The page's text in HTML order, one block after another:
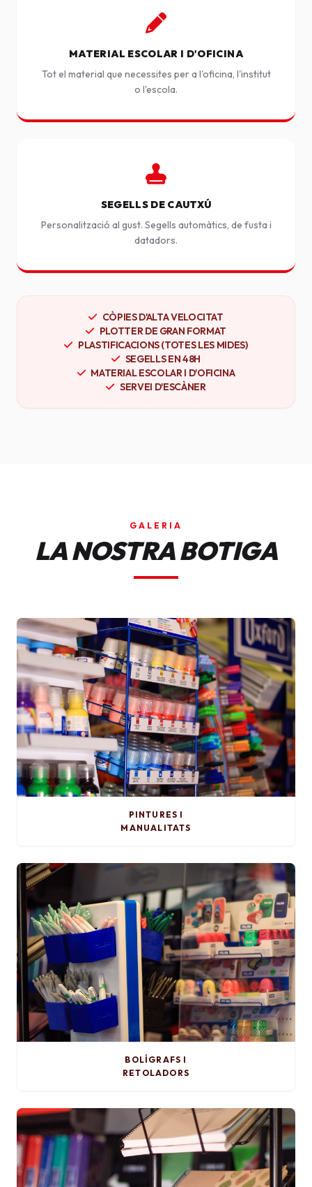
MATERIAL ESCOLAR I D'OFICINA
Tot el material que necessites per a l'oficina, l'institut
o l'escola.
SEGELLS DE CAUTXÚ
Personalització al gust. Segells automàtics, de fusta i
datadors.
CÒPIES D'ALTA VELOCITAT
PLOTTER DE GRAN FORMAT
PLASTIFICACIONS (TOTES LES MIDES)
SEGELLS EN 48H
MATERIAL ESCOLAR I D'OFICINA
SERVEI D'ESCÀNER
GALERIA
LA NOSTRA BOTIGA
PINTURES I
MANUALITATS
BOLÍGRAFS I
RETOLADORS